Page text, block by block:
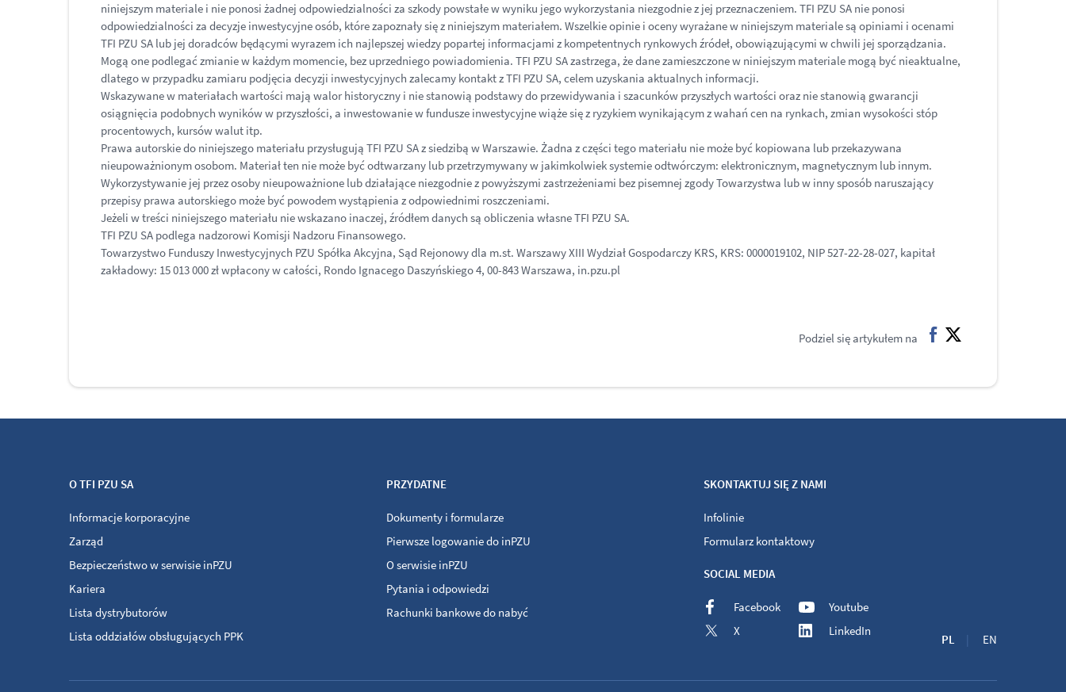
niniejszym materiale i nie ponosi żadnej odpowiedzialności za szkody powstałe w wyniku jego wykorzystania niezgodnie z jej przeznaczeniem. TFI PZU SA nie ponosi
odpowiedzialności za decyzje inwestycyjne osób, które zapoznały się z niniejszym materiałem. Wszelkie opinie i oceny wyrażane w niniejszym materiale są opiniami i ocenami
TFI PZU SA lub jej doradców będącymi wyrazem ich najlepszej wiedzy popartej informacjami z kompetentnych rynkowych źródeł, obowiązującymi w chwili jej sporządzania.
Mogą one podlegać zmianie w każdym momencie, bez uprzedniego powiadomienia. TFI PZU SA zastrzega, że dane zamieszczone w niniejszym materiale mogą być nieaktualne,
dlatego w przypadku zamiaru podjęcia decyzji inwestycyjnych zalecamy kontakt z TFI PZU SA, celem uzyskania aktualnych informacji.
Wskazywane w materiałach wartości mają walor historyczny i nie stanowią podstawy do przewidywania i szacunków przyszłych wartości oraz nie stanowią gwarancji
osiągnięcia podobnych wyników w przyszłości, a inwestowanie w fundusze inwestycyjne wiąże się z ryzykiem wynikającym z wahań cen na rynkach, zmian wysokości stóp
procentowych, kursów walut itp.
Prawa autorskie do niniejszego materiału przysługują TFI PZU SA z siedzibą w Warszawie. Żadna z części tego materiału nie może być kopiowana lub przekazywana
nieupoważnionym osobom. Materiał ten nie może być odtwarzany lub przetrzymywany w jakimkolwiek systemie odtwórczym: elektronicznym, magnetycznym lub innym.
Wykorzystywanie jej przez osoby nieupoważnione lub działające niezgodnie z powyższymi zastrzeżeniami bez pisemnej zgody Towarzystwa lub w inny sposób naruszający
przepisy prawa autorskiego może być powodem wystąpienia z odpowiednimi roszczeniami.
Jeżeli w treści niniejszego materiału nie wskazano inaczej, źródłem danych są obliczenia własne TFI PZU SA.
TFI PZU SA podlega nadzorowi Komisji Nadzoru Finansowego.
Towarzystwo Funduszy Inwestycyjnych PZU Spółka Akcyjna, Sąd Rejonowy dla m.st. Warszawy XIII Wydział Gospodarczy KRS, KRS: 0000019102, NIP 527-22-28-027, kapitał
zakładowy: 15 013 000 zł wpłacony w całości, Rondo Ignacego Daszyńskiego 4, 00-843 Warszawa, in.pzu.pl
Podziel się artykułem na
O TFI PZU SA
Informacje korporacyjne
Zarząd
Bezpieczeństwo w serwisie inPZU
Kariera
Lista dystrybutorów
Lista oddziałów obsługujących PPK
PRZYDATNE
Dokumenty i formularze
Pierwsze logowanie do inPZU
O serwisie inPZU
Pytania i odpowiedzi
Rachunki bankowe do nabyć
SKONTAKTUJ SIĘ Z NAMI
Infolinie
Formularz kontaktowy
SOCIAL MEDIA
Facebook
X
Youtube
LinkedIn
PL EN